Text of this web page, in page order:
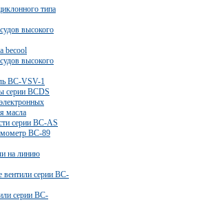
типа
высокого
becool
высокого
BC-VSV-1
серии BCDS
масла
серии ВС-AS
BC-89
на линию
серии BC-
серии BC-